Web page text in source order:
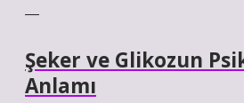
—
Şeker ve Glikozun
Anlamı